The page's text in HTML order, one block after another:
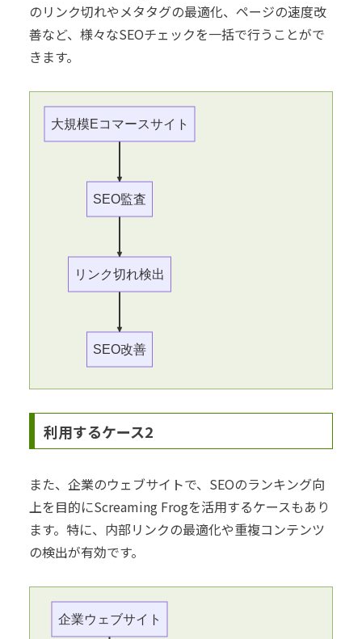
のリンク切れやメタタグの最適化、ページの速度改
善など、様々なSEOチェックを一括で行うことがで
きます。
大規模Eコマースサイト
SEO監査
リンク切れ検出
SEO改善
利用するケース2
また、企業のウェブサイトで、SEOのランキング向
上を目的にScreaming Frogを活用するケースもあり
ます。特に、内部リンクの最適化や重複コンテンツ
の検出が有効です。
企業ウェブサイト